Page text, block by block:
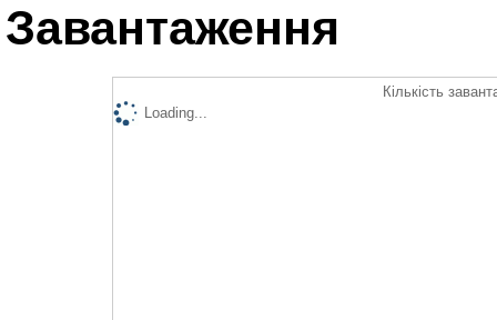
Завантаження
Кількість
Loading...